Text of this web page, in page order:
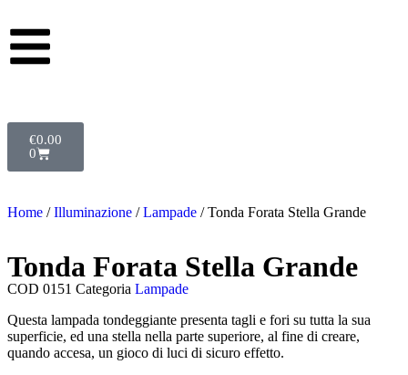
€0.00
0
Home /Illuminazione /Lampade / Tonda Forata Stella Grande
Tonda Forata Stella Grande
COD 0151 Categoria Lampade
Questa lampada tondeggiante presenta tagli e fori su tutta la sua
superficie, ed una stella nella parte superiore, al fine di creare,
quando accesa, un gioco di luci di sicuro effetto.